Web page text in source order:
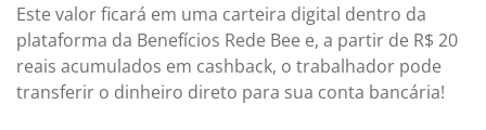
Este valor ficará em uma carteira digital dentro da
plataforma da Benefícios Rede Bee e, a partir de R$ 20
reais acumulados em cashback, o trabalhador pode
transferir o dinheiro direto para sua conta bancária!